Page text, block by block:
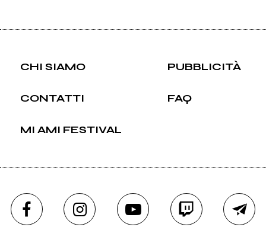
CHI SIAMO PUBBLICITÀ
CONTATTI FAQ
MI AMI FESTIVAL